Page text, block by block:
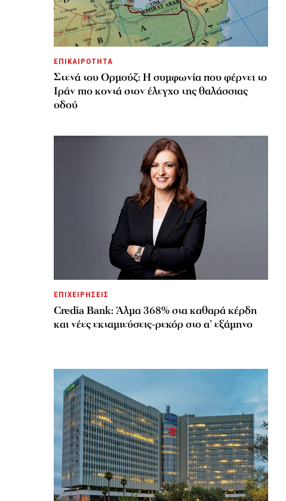
ΕΠΙΚΑΙΡΟΤΗΤΑ
Στενά του Ορμούζ: Η συμφωνία που φέρνει το
Ιράν πιο κοντά στον έλεγχο της θαλάσσιας
οδού
ΕΠΙΧΕΙΡΗΣΕΙΣ
Credia Bank: Άλμα 368% στα καθαρά κέρδη
και νέες εκταμιεύσεις-ρεκόρ στο α’ εξάμηνο